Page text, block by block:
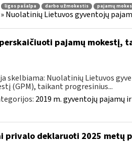
ligos pašalpa darbo užmokestis pajamų
Nuolatinių Lietuvos gyventojų
pajamų mokestį,
skelbiama: Nuolatinių Lietuvos
(GPM), taikant progresinius...
2019 m. gyventojų pajamų
deklaruoti 2025 metų